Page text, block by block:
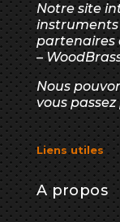
Notre site
instruments
partenaires
–
Nous
vous
Liens utiles
A propos